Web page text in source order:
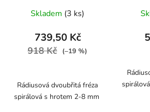
Skladem (3 ks)
739,50 Kč
918 Kč (–19 %)
Rádiusová dvoubřitá fréza
spirálová s hrotem 2-8 mm